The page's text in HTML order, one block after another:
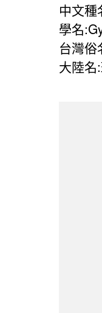
中文種
學名
台灣
大陸名